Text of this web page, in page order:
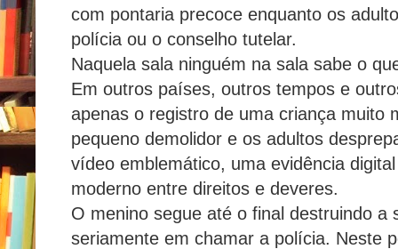
com pontaria precoce enquanto os
polícia ou o conselho tutelar.
Naquela sala ninguém na sala sabe o
Em outros países, outros tempos e
apenas o registro de uma criança muito
pequeno demolidor e os adultos
vídeo emblemático, uma evidência
moderno entre direitos e deveres.
O menino segue até o final destruindo a
seriamente em chamar a polícia. Neste